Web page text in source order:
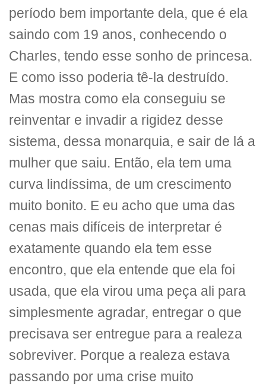
período bem importante dela, que é ela
saindo com 19 anos, conhecendo o
Charles, tendo esse sonho de princesa.
E como isso poderia tê-la destruído.
Mas mostra como ela conseguiu se
reinventar e invadir a rigidez desse
sistema, dessa monarquia, e sair de lá a
mulher que saiu. Então, ela tem uma
curva lindíssima, de um crescimento
muito bonito. E eu acho que uma das
cenas mais difíceis de interpretar é
exatamente quando ela tem esse
encontro, que ela entende que ela foi
usada, que ela virou uma peça ali para
simplesmente agradar, entregar o que
precisava ser entregue para a realeza
sobreviver. Porque a realeza estava
passando por uma crise muito